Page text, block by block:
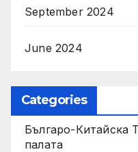
September 2024
June 2024
Categories
Българо-Китайска
палaта